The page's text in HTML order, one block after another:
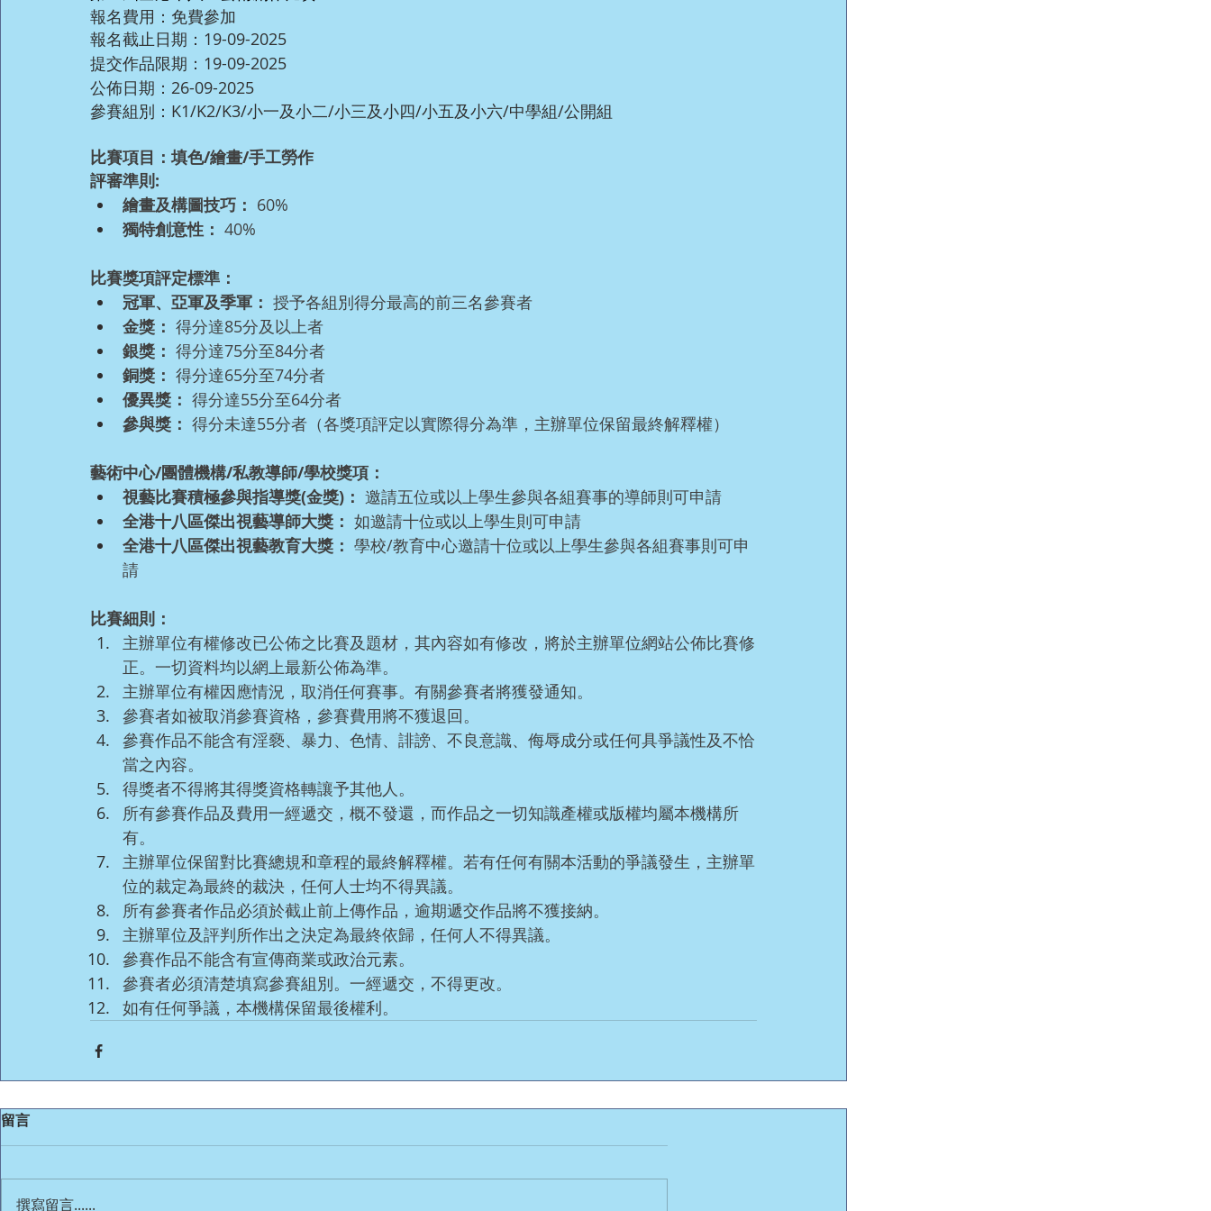
報名費用：免費參加
報名截止日期：19-09-2025
提交作品限期：19-09-2025
公佈日期：26-09-2025
參賽組別：K1/K2/K3/小一及小二/小三及小四/小五及小六/中學組/公開組
比賽項目：填色/繪畫/手工勞作
評審準則:
繪畫及構圖技巧： 60%
獨特創意性： 40%
比賽獎項評定標準：
冠軍、亞軍及季軍： 授予各組別得分最高的前三名參賽者
金獎： 得分達85分及以上者
銀獎： 得分達75分至84分者
銅獎： 得分達65分至74分者
優異獎： 得分達55分至64分者
參與獎： 得分未達55分者（各獎項評定以實際得分為準，主辦單位保留最終解釋權）
藝術中心/團體機構/私教導師/學校獎項：
視藝比賽積極參與指導獎(金獎)： 邀請五位或以上學生參與各組賽事的導師則可申請
全港十八區傑出視藝導師大獎： 如邀請十位或以上學生則可申請
全港十八區傑出視藝教育大獎： 學校/教育中心邀請十位或以上學生參與各組賽事則可申
請
比賽細則：
主辦單位有權修改已公佈之比賽及題材，其內容如有修改，將於主辦單位網站公佈比賽修
正。一切資料均以網上最新公佈為準。
主辦單位有權因應情況，取消任何賽事。有關參賽者將獲發通知。
參賽者如被取消參賽資格，參賽費用將不獲退回。
參賽作品不能含有淫褻、暴力、色情、誹謗、不良意識、侮辱成分或任何具爭議性及不恰
當之內容。
得獎者不得將其得獎資格轉讓予其他人。
所有參賽作品及費用一經遞交，概不發還，而作品之一切知識產權或版權均屬本機構所
有。
主辦單位保留對比賽總規和章程的最終解釋權。若有任何有關本活動的爭議發生，主辦單
位的裁定為最終的裁決，任何人士均不得異議。
所有參賽者作品必須於截止前上傳作品，逾期遞交作品將不獲接納。
主辦單位及評判所作出之決定為最終依歸，任何人不得異議。
參賽作品不能含有宣傳商業或政治元素。
參賽者必須清楚填寫參賽組別。一經遞交，不得更改。
如有任何爭議，本機構保留最後權利。
留言
撰寫留言......